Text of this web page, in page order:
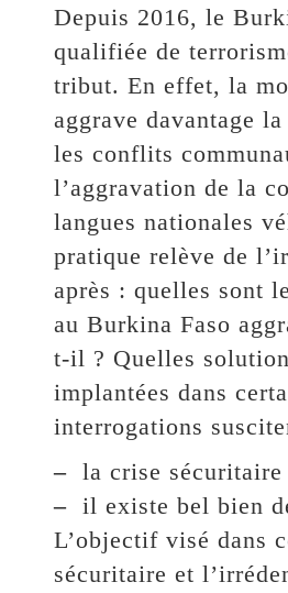
Depuis 2016, le
qualifiée de
tribut. En effet, la
aggrave davantage
les conflits
l’aggravation de la
langues nationales
pratique relève de
après : quelles sont
au Burkina Faso
t-il ? Quelles
implantées dans
interrogations
–la crise sécuritaire
–il existe bel bien
L’objectif visé dans
sécuritaire et